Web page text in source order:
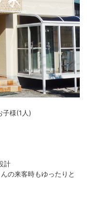
子様(1人)
計
の来客時もゆったりと